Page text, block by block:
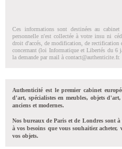
Ces informations sont destinées au
personnelle n'est collectée à votre insu ni
droit d'accés, de modification, de rectification
concernant (loi Informatique et Libertés du 6
la demande par mail à contact@authenticite.fr.
Authenticité est le premier cabinet
d'art, spécialistes en meubles, objets
anciens et modernes.
Nos bureaux de Paris et de Londres sont
à vos besoins que vous souhaitiez
vos objets.